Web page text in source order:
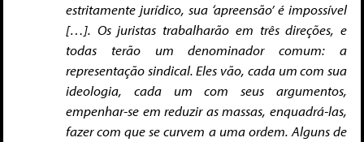
estritamente jurídico, sua ‘apreensão’ é impossível
[…]. Os juristas trabalharão em três direções, e
todas terão um denominador comum: a
representação sindical. Eles vão, cada um com sua
ideologia, cada um com seus argumentos,
empenhar-se em reduzir as massas, enquadrá-las,
fazer com que se curvem a uma ordem. Alguns de